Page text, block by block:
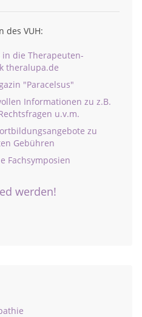
des VUH:
die Therapeuten-
theralupa.de
"Paracelsus"
Informationen zu z.B.
u.v.m.
zu
Gebühren
Fachsymposien
werden!